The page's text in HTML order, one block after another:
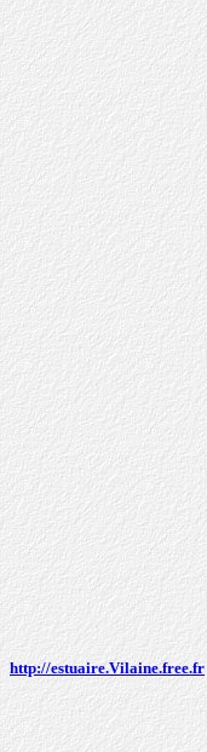
http://estuaire.Vilaine.free.fr